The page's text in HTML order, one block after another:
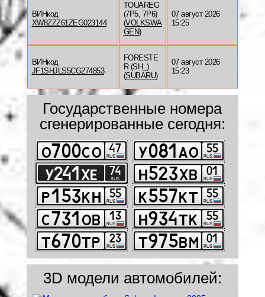
ВИНкод
XW8ZZZ61ZEG023144
TOUAREG
(7P5, 7P6)
(VOLKSWA
GEN)
07 август 2026
15:25
ВИНкод
JF1SHJLS5CG274853
FORESTE
R (SH_)
(SUBARU)
07 август 2026
15:23
Государственные номера
сгенерированные сегодня:
3D модели автомобилей: